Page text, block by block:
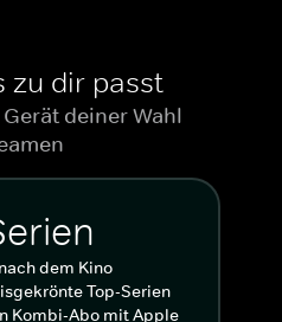
zu dir passt
deiner Wahl
dem Kino
Top-Serien
Kombi-Abo mit Apple